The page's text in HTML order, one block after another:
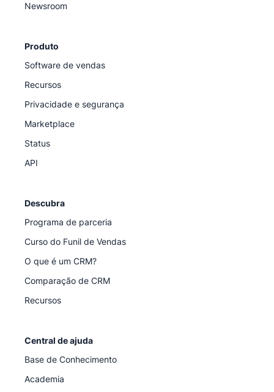
Newsroom
Produto
Software de vendas
Recursos
Privacidade e segurança
Marketplace
Status
API
Descubra
Programa de parceria
Curso do Funil de Vendas
O que é um CRM?
Comparação de CRM
Recursos
Central de ajuda
Base de Conhecimento
Academia